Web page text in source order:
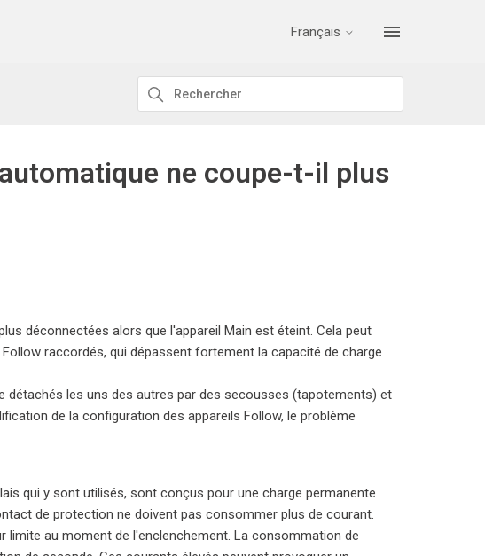
Français
ne coupe-t-il plus
déconnectées alors que l'appareil Main est éteint. Cela peut
raccordés, qui dépassent fortement la capacité de charge
les uns des autres par des secousses (tapotements) et
de la configuration des appareils Follow, le problème
qui y sont utilisés, sont conçus pour une charge permanente
de protection ne doivent pas consommer plus de courant.
au moment de l'enclenchement. La consommation de